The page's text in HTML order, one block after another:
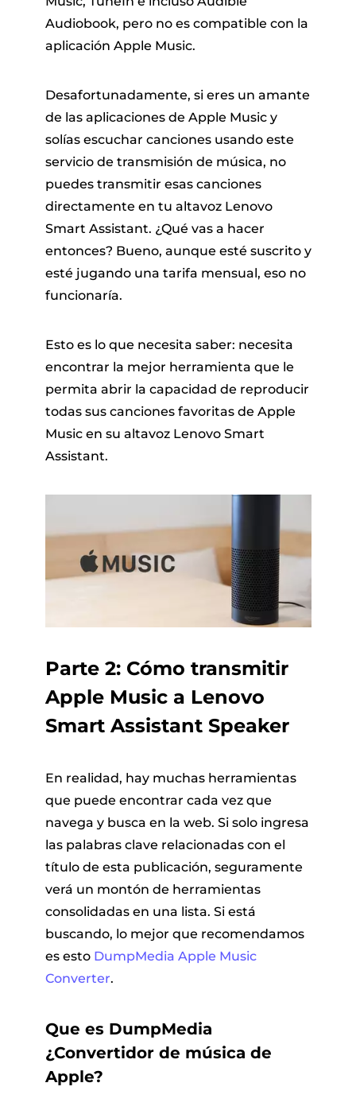
Audiobook, pero no es compatible con la
aplicación Apple Music.
Desafortunadamente, si eres un amante
de las aplicaciones de Apple Music y
solías escuchar canciones usando este
servicio de transmisión de música, no
puedes transmitir esas canciones
directamente en tu altavoz Lenovo
Smart Assistant. ¿Qué vas a hacer
entonces? Bueno, aunque esté suscrito y
esté jugando una tarifa mensual, eso no
funcionaría.
Esto es lo que necesita saber: necesita
encontrar la mejor herramienta que le
permita abrir la capacidad de reproducir
todas sus canciones favoritas de Apple
Music en su altavoz Lenovo Smart
Assistant.
Parte 2: Cómo transmitir
Apple Music a Lenovo
Smart Assistant Speaker
En realidad, hay muchas herramientas
que puede encontrar cada vez que
navega y busca en la web. Si solo ingresa
las palabras clave relacionadas con el
título de esta publicación, seguramente
verá un montón de herramientas
consolidadas en una lista. Si está
buscando, lo mejor que recomendamos
es esto DumpMedia Apple Music
Converter.
Que es DumpMedia
¿Convertidor de música de
Apple?